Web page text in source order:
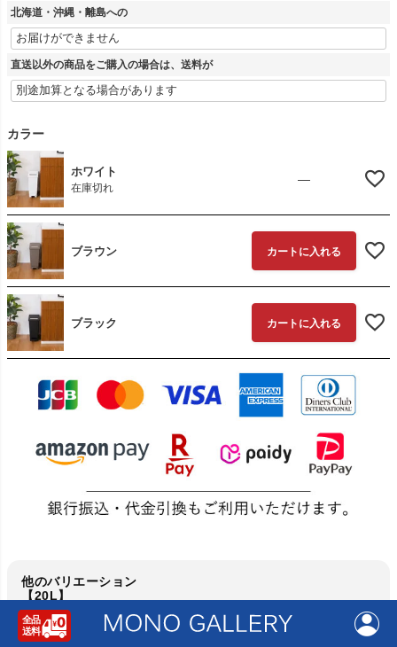
北海道・沖縄・離島への
直送以外の商品をご購入の場合は、送料が
カラー
ホワイト
在庫切れ
—
ブラウン カートに入れる
ブラック カートに入れる
他のバリエーション
【20L】
20L 単品 20L 2個セット 20L 3個セット